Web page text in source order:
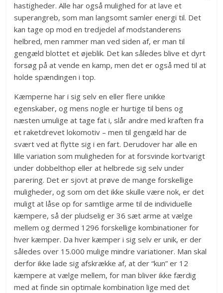
hastigheder. Alle har også mulighed for at lave et
superangreb, som man langsomt samler energi til. Det
kan tage op mod en tredjedel af modstanderens
helbred, men rammer man ved siden af, er man til
gengæld blottet et øjeblik. Det kan således blive et dyrt
forsøg på at vende en kamp, men det er også med til at
holde spændingen i top.
Kæmperne har i sig selv en eller flere unikke
egenskaber, og mens nogle er hurtige til bens og
næsten umulige at tage fat i, slår andre med kraften fra
et raketdrevet lokomotiv – men til gengæld har de
svært ved at flytte sig i en fart. Derudover har alle en
lille variation som muligheden for at forsvinde kortvarigt
under dobbelthop eller at helbrede sig selv under
parering. Det er sjovt at prøve de mange forskellige
muligheder, og som om det ikke skulle være nok, er det
muligt at låse op for samtlige arme til de individuelle
kæmpere, så der pludselig er 36 sæt arme at vælge
mellem og dermed 1296 forskellige kombinationer for
hver kæmper. Da hver kæmper i sig selv er unik, er der
således over 15.000 mulige mindre variationer. Man skal
derfor ikke lade sig afskrække af, at der “kun” er 12
kæmpere at vælge mellem, for man bliver ikke færdig
med at finde sin optimale kombination lige med det